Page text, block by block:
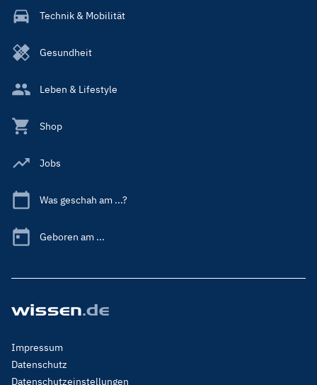
Technik & Mobilität
Gesundheit
Leben & Lifestyle
Shop
Jobs
Was geschah am ...?
Geboren am ...
Footer
Menu
Legal
Impressum
Datenschutz
Datenschutzeinstellungen